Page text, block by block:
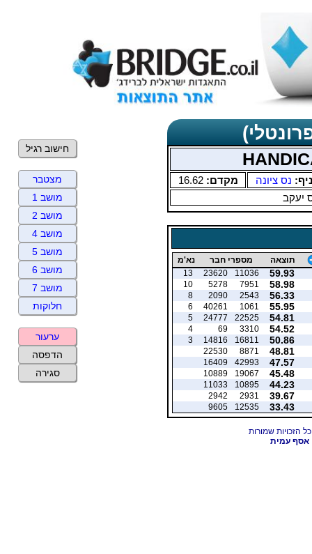
נס ציונה מקדם:16.62
יעקב
תוצאה מספרי חבר נא'מ
59.93
11036
23620
13
58.98
7951
5278
10
56.33
2543
2090
8
55.95
1061
40261
6
54.81
22525
24777
5
54.52
3310
69
4
50.86
16811
14816
3
48.81
8871
22530
47.57
42993
16409
45.48
19067
10889
44.23
10895
11033
39.67
2931
2942
33.43
12535
9605
אסף עמית
חישוב רגיל
מצטבר
מושב 1
מושב 2
מושב 4
מושב 5
מושב 6
מושב 7
חלוקות
ערעור
הדפסה
סגירה